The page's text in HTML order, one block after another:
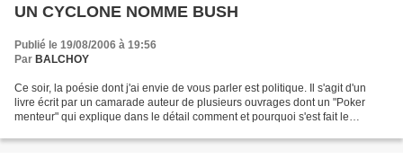
UN CYCLONE NOMME BUSH
Publié le 19/08/2006 à 19:56
Par BALCHOY
Ce soir, la poésie dont j'ai envie de vous parler est politique. Il s'agit d'un
livre écrit par un camarade auteur de plusieurs ouvrages dont un "Poker
menteur" qui explique dans le détail comment et pourquoi s'est fait le